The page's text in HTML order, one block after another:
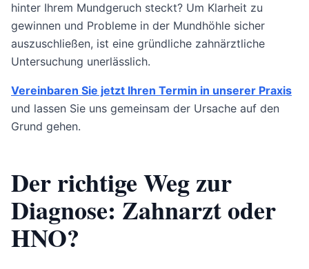
hinter Ihrem Mundgeruch steckt? Um Klarheit zu
gewinnen und Probleme in der Mundhöhle sicher
auszuschließen, ist eine gründliche zahnärztliche
Untersuchung unerlässlich.
Vereinbaren Sie jetzt Ihren Termin in unserer Praxis
und lassen Sie uns gemeinsam der Ursache auf den
Grund gehen.
Der richtige Weg zur
Diagnose: Zahnarzt oder
HNO?